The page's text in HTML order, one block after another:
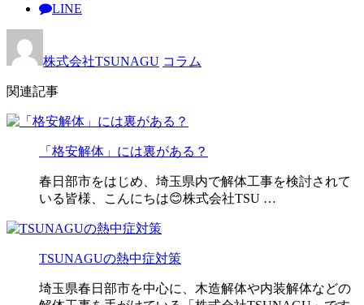
LINE
株式会社TSUNAGU コラム
関連記事
「格安解体」には裏がある？
春日部市をはじめ、埼玉県内で解体工事を検討されて
いる皆様、こんにちは😊株式会社TSU …
TSUNAGUの熱中症対策
埼玉県春日部市を中心に、木造解体や内装解体などの